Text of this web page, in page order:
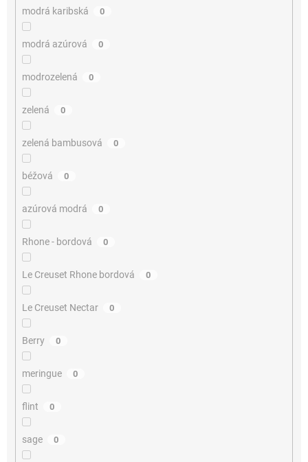
modrá karibská 0
modrá azúrová 0
modrozelená 0
zelená 0
zelená bambusová 0
béžová 0
azúrová modrá 0
Rhone - bordová 0
Le Creuset Rhone bordová 0
Le Creuset Nectar 0
Berry 0
meringue 0
flint 0
sage 0